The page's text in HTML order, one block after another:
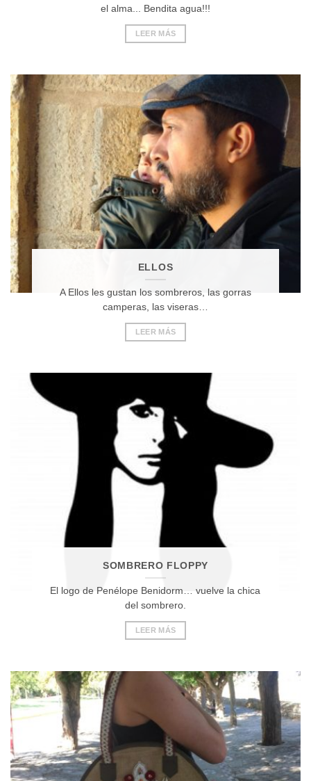
el alma... Bendita agua!!!
LEER MÁS
ELLOS
A Ellos les gustan los sombreros, las gorras
camperas, las viseras…
LEER MÁS
SOMBRERO FLOPPY
El logo de Penélope Benidorm… vuelve la chica
del sombrero.
LEER MÁS